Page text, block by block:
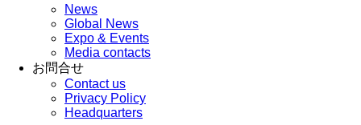
News
Global News
Expo & Events
Media contacts
お問合せ
Contact us
Privacy Policy
Headquarters